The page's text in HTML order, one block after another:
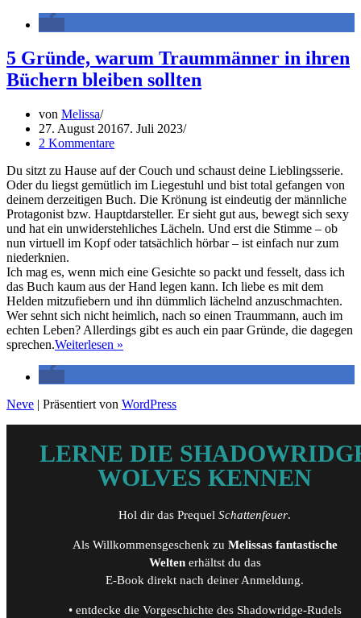
Welcher
Lesertyp
bist
du?
5 Gründe, warum Traummänner in ihren
Büchern bleiben sollten
von Melissa
27. August 20167. Juli 2023
2 Kommentare
Du sitzt zu Hause auf der Couch und schaust deine Lieblingsserie.
Oder du liegst gemütlich im Liegestuhl und bist total gefangen von
deinem derzeitigen Buch. Die Krönung ist eindeutig der männliche
Protagonist bzw. Hauptdarsteller. Er sieht gut aus, bewegt sich sexy
und hat ein unwiderstehliches Lächeln. Und erst die Stimme – ob
nun virtuell im Kopf oder tatsächlich hörbar – ist einfach nur zum
niederknien.
Ich mag es, wenn mich eine Gesichte so packt und fesselt, dass ich
das Buch kaum aus der Hand legen kann. Ich liebe es mit dem
Helden mitzufiebern und ihn dümmlich lächelnd anzuschmachten.
Wer sehnt sich nicht heimlich, nach so einen Traummann, auch im
echten Leben? Allerdings gibt es auch ein paar Gründe, die dagegen
sprechen.Weiterlesen »
Traummänner
in
bleiben
sollten
Neve | Präsentiert von WordPress
LERNE DIE
WOLVES KENNEN
Hol dir das Prequel Schattenfeuer.
Als Willkommensgeschenk zu Melissas fantastische
Weltenerhältst du das
E-Book direkt nach deiner Anmeldung.
• entdecke die Vorgeschichte des Shadowridge-Rudels